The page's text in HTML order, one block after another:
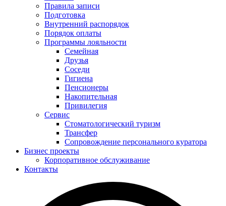
Правила записи
Подготовка
Внутренний распорядок
Порядок оплаты
Программы лояльности
Семейная
Друзья
Соседи
Гигиена
Пенсионеры
Накопительная
Привилегия
Cервис
Стоматологический туризм
Трансфер
Сопровождение персонального куратора
Бизнес проекты
Корпоративное обслуживание
Контакты